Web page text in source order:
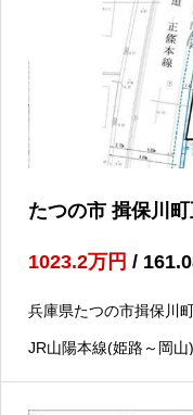
たつの市 揖保川
1023.2万円 /
兵庫県たつの市揖保川
JR山陽本線(姫路～岡